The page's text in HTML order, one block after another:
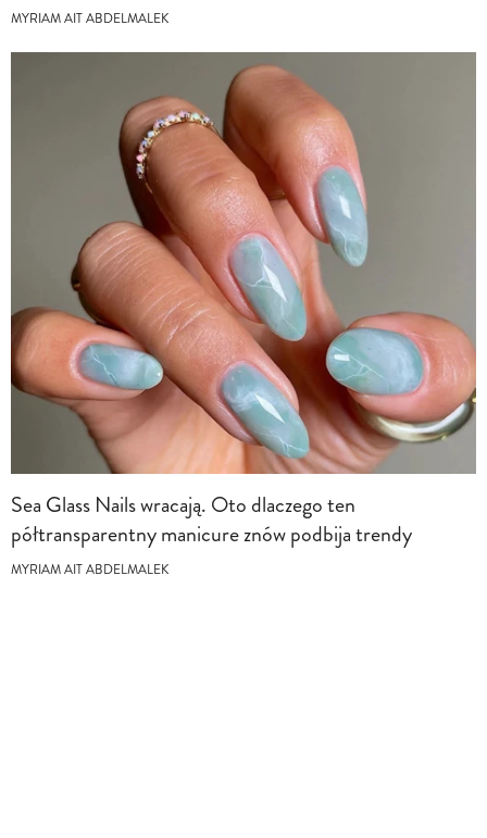
MYRIAM AIT ABDELMALEK
Sea Glass Nails wracają. Oto dlaczego ten
półtransparentny manicure znów podbija trendy
MYRIAM AIT ABDELMALEK